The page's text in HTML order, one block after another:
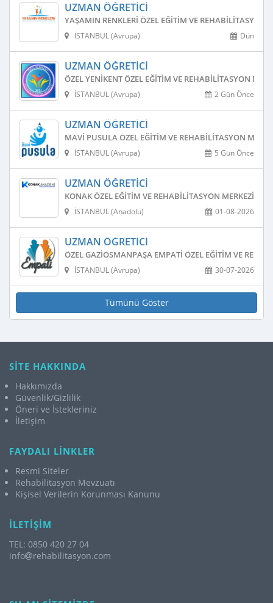
UZMAN ÖĞRETICI
YAŞAMIN RENKLERI ÖZEL EĞITIM VE REHABILITASYON
Dün
İSTANBUL (Avrupa)
UZMAN ÖĞRETICI
ÖZEL YENIKENT ÖZEL EĞITIM VE REHABILITASYON
2 Gün Önce
İSTANBUL (Avrupa)
UZMAN ÖĞRETICI
MAVI PUSULA ÖZEL EĞITIM VE REHABILITASYON
5 Gün Önce
İSTANBUL (Avrupa)
UZMAN ÖĞRETICI
KONAK ÖZEL EĞITIM VE REHABILITASYON MERKEZI
01-08-2026
İSTANBUL (Anadolu)
UZMAN ÖĞRETICI
ÖZEL GAZIOSMANPAŞA EMPATI ÖZEL EĞITIM VE
30-07-2026
İSTANBUL (Avrupa)
Tümünü Göster
SİTE HAKKINDA
Hakkımızda
Güvenlik/Gizlilik
Öneri ve İstekleriniz
İletişim
FAYDALI LİNKLER
Resmi Siteler
Rehabilitasyon Mevzuatı
Kişisel Verilerin Korunması Kanunu
İLETİŞİM
TEL: 0850 420 27 04
info
rehabilitasyon.com